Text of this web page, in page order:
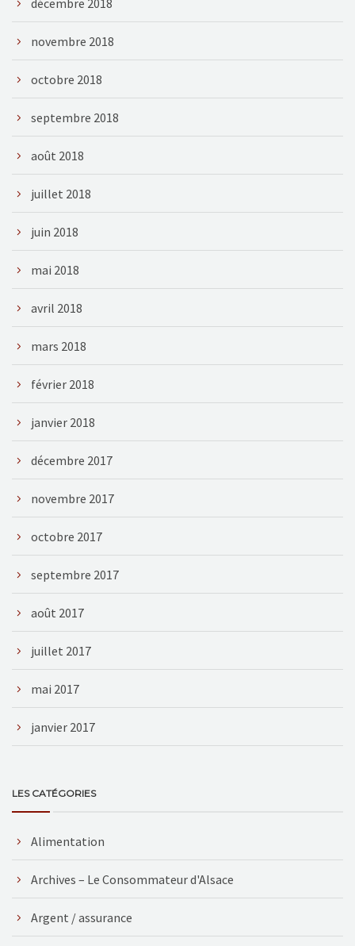
novembre 2018
octobre 2018
septembre 2018
août 2018
juillet 2018
juin 2018
mai 2018
avril 2018
mars 2018
février 2018
janvier 2018
décembre 2017
novembre 2017
octobre 2017
septembre 2017
août 2017
juillet 2017
mai 2017
janvier 2017
LES CATÉGORIES
Alimentation
Archives – Le Consommateur d'Alsace
Argent / assurance